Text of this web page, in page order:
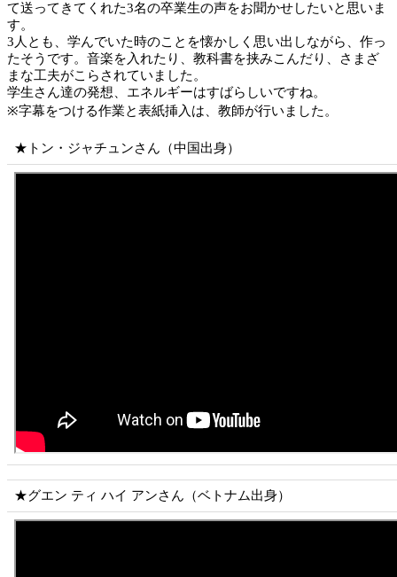
て送ってきてくれた3名の卒業生の声をお聞かせしたいと思いま
す。
3人とも、学んでいた時のことを懐かしく思い出しながら、作っ
たそうです。音楽を入れたり、教科書を挟みこんだり、さまざ
まな工夫がこらされていました。
学生さん達の発想、エネルギーはすばらしいですね。
※字幕をつける作業と表紙挿入は、教師が行いました。
★トン・ジャチュンさん（中国出身）
★グエン ティ ハイ アンさん（ベトナム出身）